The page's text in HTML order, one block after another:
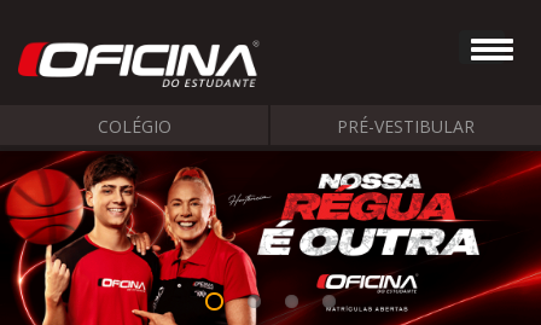
COLÉGIO PRÉ-VESTIBULAR